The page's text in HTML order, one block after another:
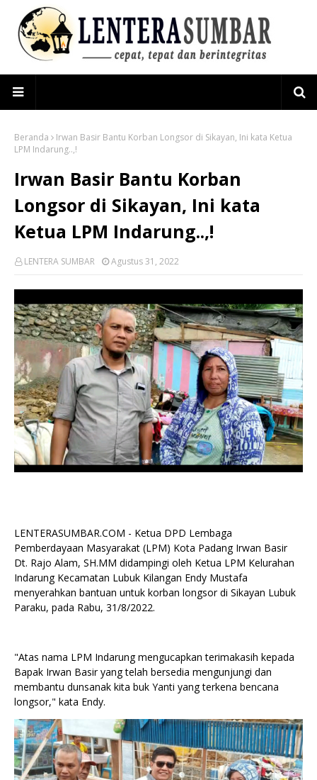
Beranda
Irwan Basir Bantu Korban Longsor di Sikayan, Ini kata Ketua
LPM Indarung..,!
Irwan Basir Bantu Korban
Longsor di Sikayan, Ini kata
Ketua LPM Indarung..,!
LENTERA SUMBAR Agustus 31, 2022
LENTERASUMBAR.COM - Ketua DPD Lembaga
Pemberdayaan Masyarakat (LPM) Kota Padang Irwan Basir
Dt. Rajo Alam, SH.MM didampingi oleh Ketua LPM Kelurahan
Indarung Kecamatan Lubuk Kilangan Endy Mustafa
menyerahkan bantuan untuk korban longsor di Sikayan Lubuk
Paraku, pada Rabu, 31/8/2022.
"Atas nama LPM Indarung mengucapkan terimakasih kepada
Bapak Irwan Basir yang telah bersedia mengunjungi dan
membantu dunsanak kita buk Yanti yang terkena bencana
longsor," kata Endy.